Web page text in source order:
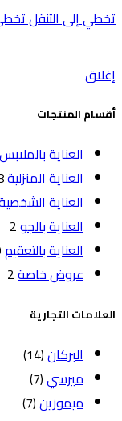
تخطي إلى التنقل
إغلاق
أقسام المنتجات
العناية بالملابس
العناية المنزلية
العناية
العناية بالجو2
العناية بالتعقيم
عروض خاصة2
العلامات التجارية
البركان(14)
ميرسي(7)
ميموزين(7)